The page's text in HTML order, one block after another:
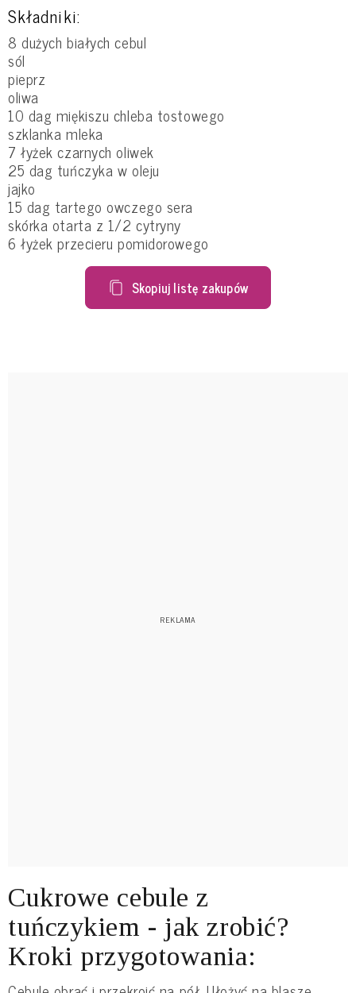
Składniki:
8 dużych białych cebul
sól
pieprz
oliwa
10 dag miękiszu chleba tostowego
szklanka mleka
7 łyżek czarnych oliwek
25 dag tuńczyka w oleju
jajko
15 dag tartego owczego sera
skórka otarta z 1/2 cytryny
6 łyżek przecieru pomidorowego
Skopiuj listę zakupów
Cukrowe cebule z
tuńczykiem - jak zrobić?
Kroki przygotowania: